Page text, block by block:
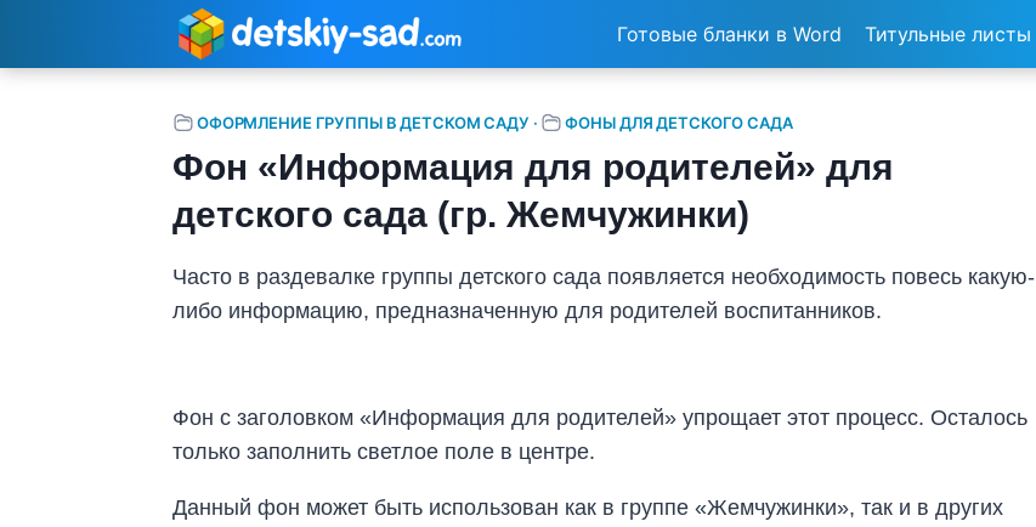
Готовые бланки в Word Титульные листы
ОФОРМЛЕНИЕ ГРУППЫ В ДЕТСКОМ САДУ · ФОНЫ ДЛЯ ДЕТСКОГО САДА
Фон «Информация для родителей» для
детского сада (гр. Жемчужинки)
Часто в раздевалке группы детского сада появляется необходимость повесь какую-
либо информацию, предназначенную для родителей воспитанников.
Фон с заголовком «Информация для родителей» упрощает этот процесс. Осталось
только заполнить светлое поле в центре.
Данный фон может быть использован как в группе «Жемчужинки», так и в других